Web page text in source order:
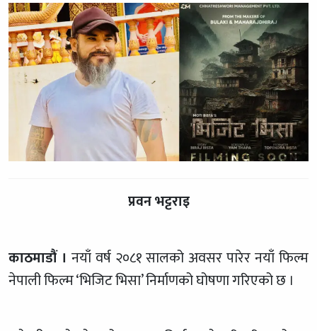
प्रवन भट्टराइ
काठमाडौं । नयाँ वर्ष २०८१ सालको अवसर पारेर नयाँ फिल्म
नेपाली फिल्म ‘भिजिट भिसा’ निर्माणको घोषणा गरिएको छ ।